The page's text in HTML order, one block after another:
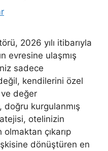
2026 yılı itibarıyla
evresine ulaşmış
sadece
kendilerini özel
değer
doğru kurgulanmış
otelinizin
çıkarıp
dönüştüren en